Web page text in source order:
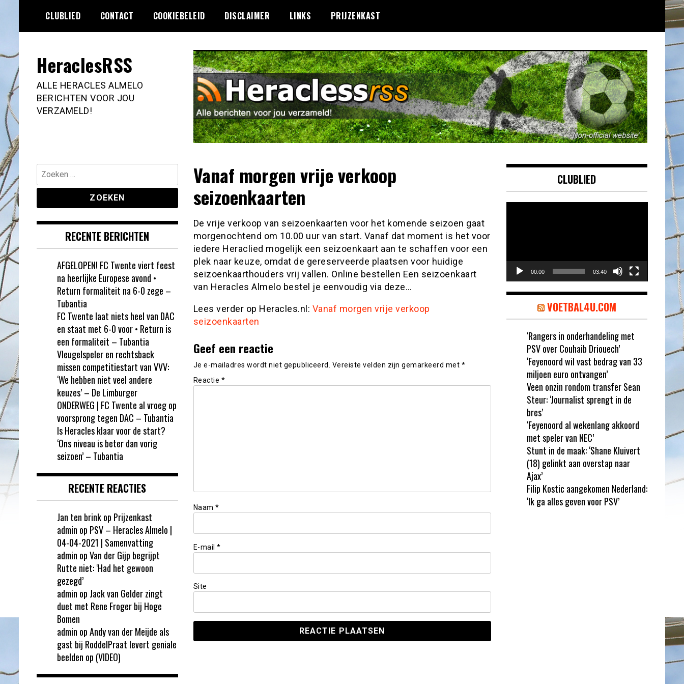
de
CLUBLIED CONTACT COOKIEBELEID DISCLAIMER LINKS PRIJZENKAST
HeraclesRSS
ALLE HERACLES ALMELO
BERICHTEN VOOR JOU
VERZAMELD!
Vanaf morgen vrije verkoop
seizoenkaarten
De vrije verkoop van seizoenkaarten voor het komende seizoen gaat
morgenochtend om 10.00 uur van start. Vanaf dat moment is het voor
iedere Heraclied mogelijk een seizoenkaart aan te schaffen voor een
plek naar keuze, omdat de gereserveerde plaatsen voor huidige
seizoenkaarthouders vrij vallen. Online bestellen Een seizoenkaart
van Heracles Almelo bestel je eenvoudig via deze…
Lees verder op Heracles.nl: Vanaf morgen vrije verkoop
seizoenkaarten
Geef een reactie
Je e-mailadres wordt niet gepubliceerd. Vereiste velden zijn gemarkeerd met *
Reactie *
Naam *
E-mail *
Site
Zoeken
naar:
RECENTE BERICHTEN
AFGELOPEN! FC Twente viert feest
na heerlijke Europese avond •
Return formaliteit na 6-0 zege –
Tubantia
FC Twente laat niets heel van DAC
en staat met 6-0 voor • Return is
een formaliteit – Tubantia
Vleugelspeler en rechtsback
missen competitiestart van VVV:
‘We hebben niet veel andere
keuzes’ – De Limburger
ONDERWEG | FC Twente al vroeg op
voorsprong tegen DAC – Tubantia
Is Heracles klaar voor de start?
‘Ons niveau is beter dan vorig
seizoen’ – Tubantia
RECENTE REACTIES
Jan ten brinkop Prijzenkast
admin op PSV – Heracles Almelo |
04-04-2021 | Samenvatting
admin opVan der Gijp begrijpt
Rutte niet: ‘Had het gewoon
gezegd’
admin op Jack van Gelder zingt
duet met Rene Froger bij Hoge
Bomen
admin opAndy van der Meijde als
gast bij RoddelPraat levert geniale
beelden op (VIDEO)
CLUBLIED
00:00 03:40
VOETBAL4U.COM
‘Rangers in onderhandeling met
PSV over Couhaib Driouech’
‘Feyenoord wil vast bedrag van 33
miljoen euro ontvangen’
Veen onzin rondom transfer Sean
Steur: ‘Journalist sprengt in de
bres’
‘Feyenoord al wekenlang akkoord
met speler van NEC’
Stunt in de maak: ‘Shane Kluivert
(18) gelinkt aan overstap naar
Ajax’
Filip Kostic aangekomen Nederland:
‘Ik ga alles geven voor PSV’